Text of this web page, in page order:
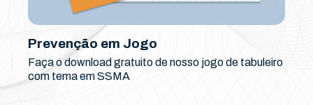
Prevenção em Jogo
Faça o download gratuito de nosso jogo de tabuleiro
com tema em SSMA